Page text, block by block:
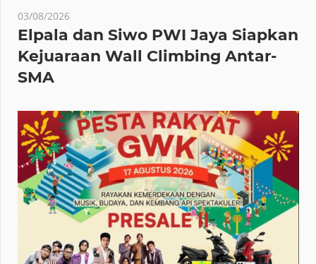
03/08/2026
Elpala dan Siwo PWI Jaya Siapkan
Kejuaraan Wall Climbing Antar-
SMA